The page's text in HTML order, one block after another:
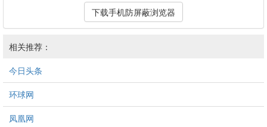
下载手机防屏蔽浏览器
相关推荐：
今日头条
环球网
凤凰网